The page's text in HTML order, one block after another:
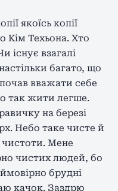
якоїсь копії
Кім Техьона. Хто
існує взагалі
багато, що
вважати себе
так жити легше.
на березі
Небо таке чисте й
чистоти. Мене
чистих людей, бо
брудні
качок. Заздрю